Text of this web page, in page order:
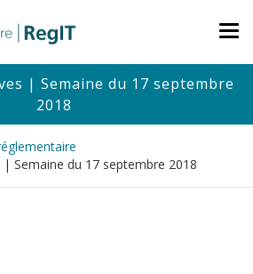
| Semaine du 17 septembre
2018
Semaine du 17 septembre 2018